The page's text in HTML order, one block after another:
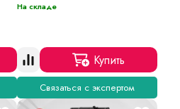
На складе
Купить
Связаться с экспертом